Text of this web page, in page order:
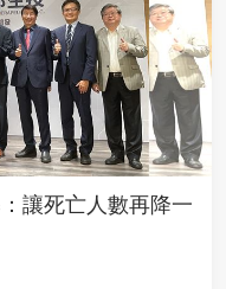
讓死亡人數再降一